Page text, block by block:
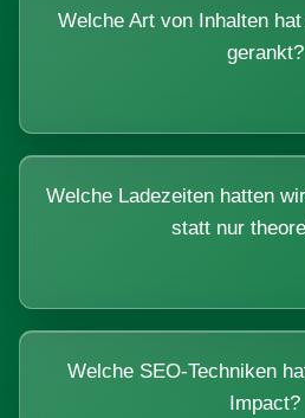
Welche Art von Inhalten
gerankt?
Welche Ladezeiten hatten
statt nur
Welche SEO-Techniken
Impact?